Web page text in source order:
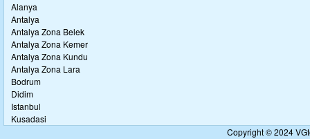
Alanya
Antalya
Antalya Zona Belek
Antalya Zona Kemer
Antalya Zona Kundu
Antalya Zona Lara
Bodrum
Didim
Istanbul
Kusadasi
Copyright © 2024